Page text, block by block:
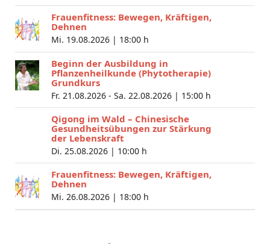
Frauenfitness: Bewegen, Kräftigen,
Dehnen
Mi. 19.08.2026 | 18:00 h
Beginn der Ausbildung in
Pflanzenheilkunde (Phytotherapie)
Grundkurs
Fr. 21.08.2026 - Sa. 22.08.2026 | 15:00 h
Qigong im Wald – Chinesische
Gesundheitsübungen zur Stärkung
der Lebenskraft
Di. 25.08.2026 | 10:00 h
Frauenfitness: Bewegen, Kräftigen,
Dehnen
Mi. 26.08.2026 | 18:00 h